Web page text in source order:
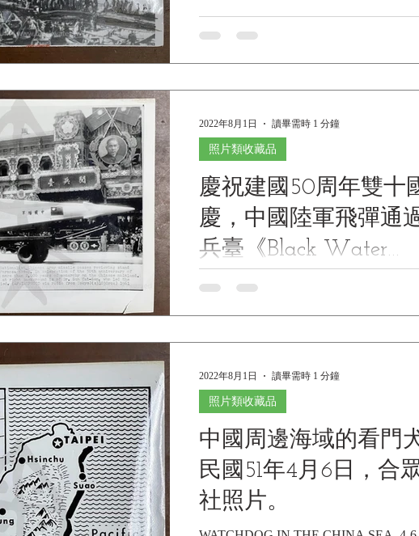
1955(民國44年)
P020804-2/8-TACHEN ISLAND(大陳
Landing craft of various types and a
慶祝建國50周年雙十
慶，中國陸軍飛彈通
兵臺《Black Water
Museum Collections | 黑水
博物館館藏》
Celebration of the 50th anniversary of the
閱兵臺《Black Water...
照片類收藏品
2022年8月1日 讀畢需時 1 分鐘
中國周邊海域的看門
民國51年4月6日，合
社照片。
照片類收藏品
2022年8月1日 讀畢需時 1 分鐘